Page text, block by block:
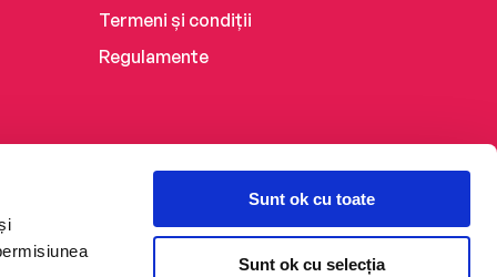
Sunt ok cu toate
Sunt ok cu selecția
Termeni și condiții
Regulamente